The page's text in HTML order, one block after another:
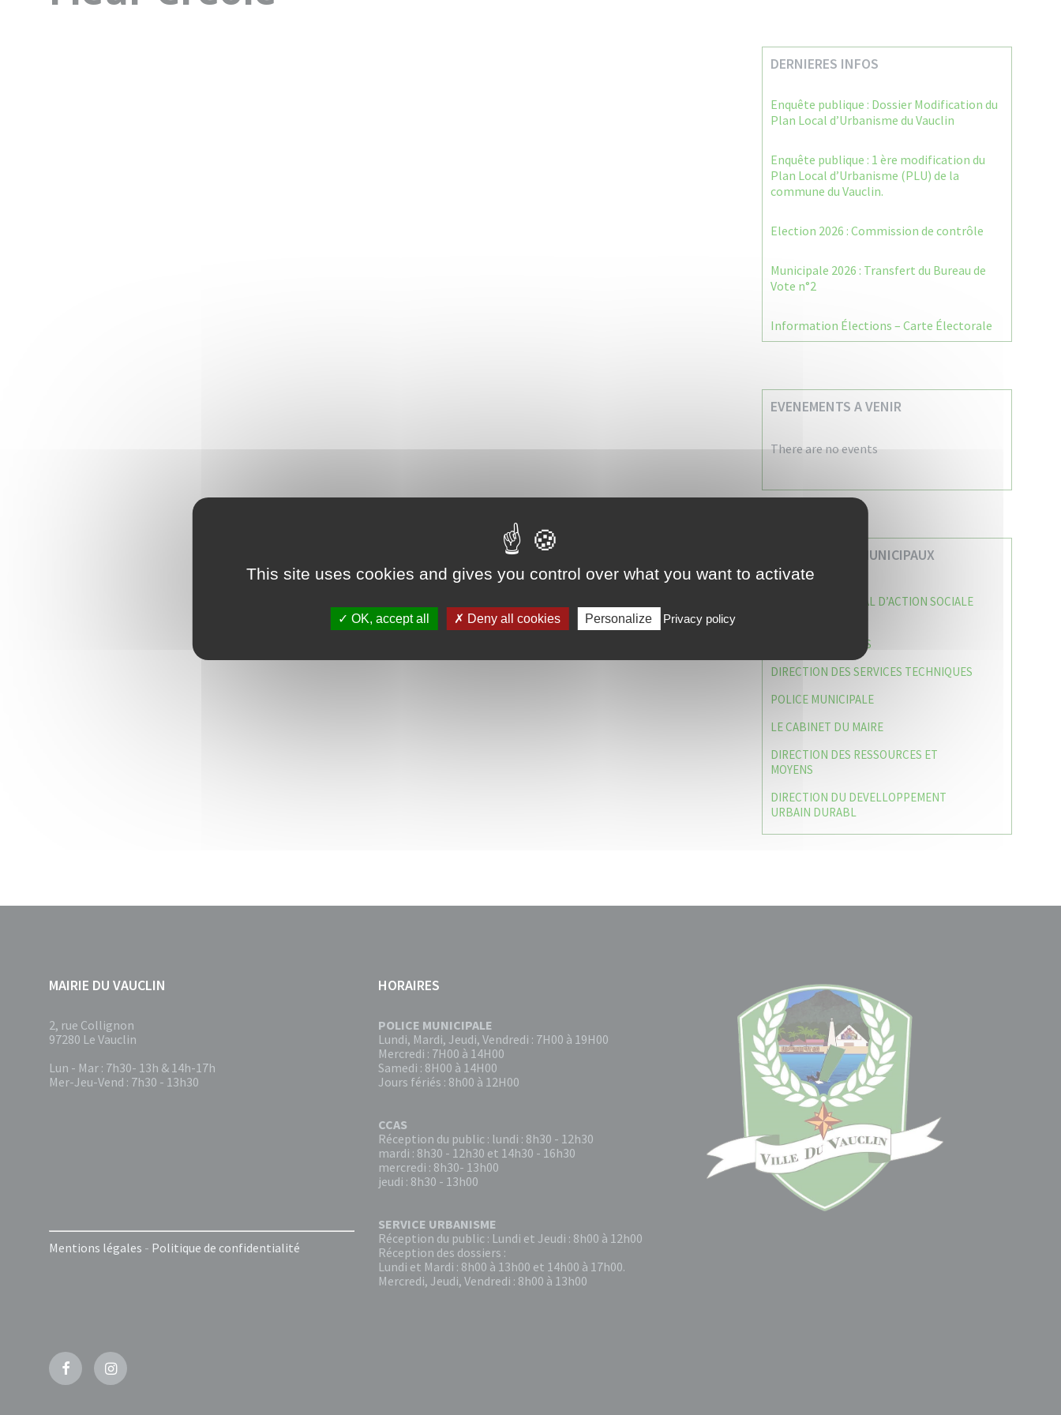
DERNIERES INFOS
Enquête publique : Dossier Modification du
Plan Local d’Urbanisme du Vauclin
Enquête publique : 1 ère modification du
Plan Local d’Urbanisme (PLU) de la
commune du Vauclin.
Election 2026 : Commission de contrôle
Municipale 2026 : Transfert du Bureau de
Vote n°2
Information Élections – Carte Électorale
EVENEMENTS A VENIR
There are no events
VOS SERVICES MUNICIPAUX
CENTRE COMMUNAL D’ACTION SOCIALE
CAISSE DES ÉCOLES
DIRECTION DES SERVICES TECHNIQUES
POLICE MUNICIPALE
LE CABINET DU MAIRE
DIRECTION DES RESSOURCES ET
MOYENS
DIRECTION DU DEVELLOPPEMENT
URBAIN DURABL
MAIRIE DU VAUCLIN
2, rue Collignon
97280 Le Vauclin
Lun - Mar : 7h30- 13h & 14h-17h
Mer-Jeu-Vend : 7h30 - 13h30
Mentions légales - Politique de confidentialité
HORAIRES
POLICE MUNICIPALE
Lundi, Mardi, Jeudi, Vendredi : 7H00 à 19H00
Mercredi : 7H00 à 14H00
Samedi : 8H00 à 14H00
Jours fériés : 8h00 à 12H00
CCAS
Réception du public : lundi : 8h30 - 12h30
mardi : 8h30 - 12h30 et 14h30 - 16h30
mercredi : 8h30- 13h00
jeudi : 8h30 - 13h00
SERVICE URBANISME
Réception du public : Lundi et Jeudi : 8h00 à 12h00
Réception des dossiers :
Lundi et Mardi : 8h00 à 13h00 et 14h00 à 17h00.
Mercredi, Jeudi, Vendredi : 8h00 à 13h00
FacebookInstagram
This site uses cookies and gives you control over what you want to activate
OK, accept all Deny all cookies Personalize Privacy policy